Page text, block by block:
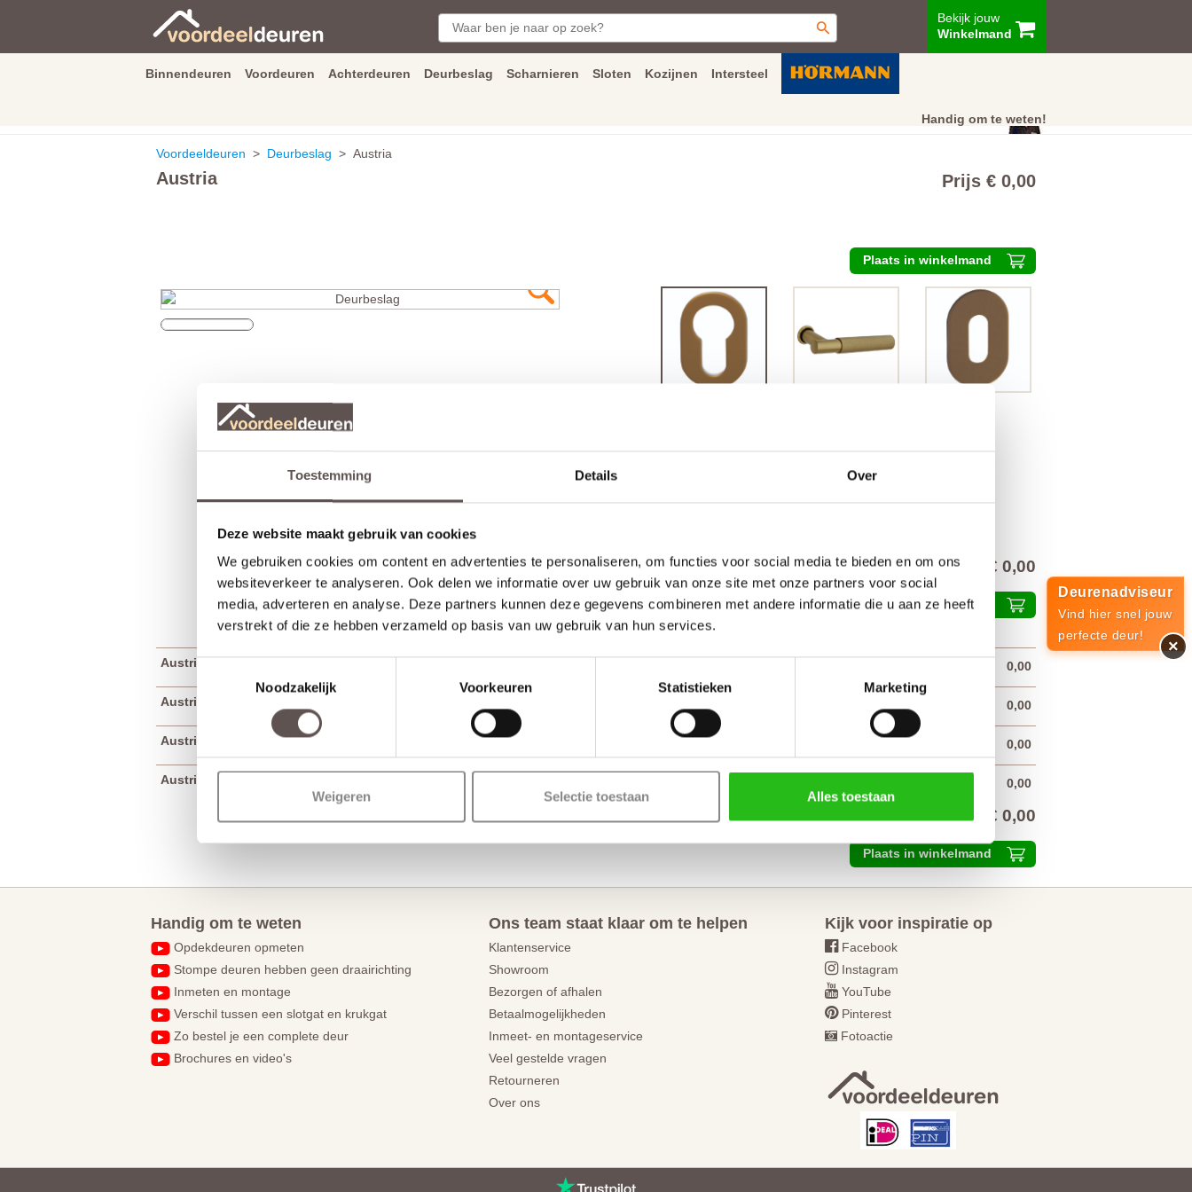
Toestemming Details Over
Deze website maakt gebruik van cookies
We gebruiken cookies om content en advertenties te personaliseren, om functies voor social media te bieden en om ons
websiteverkeer te analyseren. Ook delen we informatie over uw gebruik van onze site met onze partners voor social
media, adverteren en analyse. Deze partners kunnen deze gegevens combineren met andere informatie die u aan ze heeft
verstrekt of die ze hebben verzameld op basis van uw gebruik van hun services.
Noodzakelijk
Voorkeuren Statistieken Marketing
Weigeren Selectie toestaan Alles toestaan
Bekijk jouw
Winkelmand
Binnendeuren Voordeuren Achterdeuren Deurbeslag Scharnieren Sloten Kozijnen Intersteel
Handig om te weten!
Klantenservice
Voordeeldeuren > Deurbeslag > Austria
Prijs € 0,00
Austria
Plaats in winkelmand
Totaalprijs inclusief 21% BTW € 0,00
Plaats in winkelmand
Austria Amante Messing Cilinderrozet 0,00
Austria Amante Messing Deurkruk X € 95,00 0,00
Austria Amante Messing Sleutelrozet 0,00
Austria Amante Messing Toiletgarnituur 0,00
€ 0,00
Plaats in winkelmand
Handig om te weten
Opdekdeuren opmeten
Stompe deuren hebben geen draairichting
Inmeten en montage
Verschil tussen een slotgat en krukgat
Zo bestel je een complete deur
Brochures en video's
Ons team staat klaar om te helpen
Klantenservice
Showroom
Bezorgen of afhalen
Betaalmogelijkheden
Inmeet- en montageservice
Veel gestelde vragen
Retourneren
Over ons
Kijk voor inspiratie op
Facebook
Instagram
YouTube
Pinterest
Fotoactie
Deurenadviseur
Vind hier snel jouw
perfecte deur!
×